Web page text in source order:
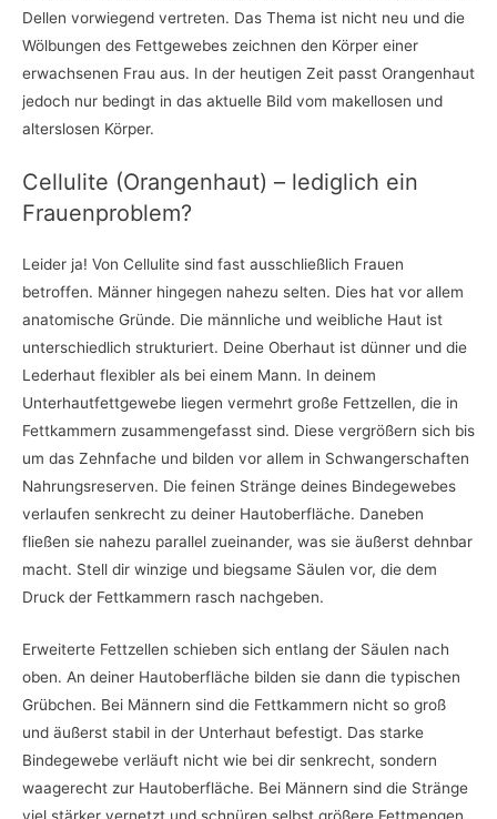
Dellen vorwiegend vertreten. Das Thema ist nicht neu und die
Wölbungen des Fettgewebes zeichnen den Körper einer
erwachsenen Frau aus. In der heutigen Zeit passt Orangenhaut
jedoch nur bedingt in das aktuelle Bild vom makellosen und
alterslosen Körper.
Cellulite (Orangenhaut) – lediglich ein
Frauenproblem?
Leider ja! Von Cellulite sind fast ausschließlich Frauen
betroffen. Männer hingegen nahezu selten. Dies hat vor allem
anatomische Gründe. Die männliche und weibliche Haut ist
unterschiedlich strukturiert. Deine Oberhaut ist dünner und die
Lederhaut flexibler als bei einem Mann. In deinem
Unterhautfettgewebe liegen vermehrt große Fettzellen, die in
Fettkammern zusammengefasst sind. Diese vergrößern sich bis
um das Zehnfache und bilden vor allem in Schwangerschaften
Nahrungsreserven. Die feinen Stränge deines Bindegewebes
verlaufen senkrecht zu deiner Hautoberfläche. Daneben
fließen sie nahezu parallel zueinander, was sie äußerst dehnbar
macht. Stell dir winzige und biegsame Säulen vor, die dem
Druck der Fettkammern rasch nachgeben.
Erweiterte Fettzellen schieben sich entlang der Säulen nach
oben. An deiner Hautoberfläche bilden sie dann die typischen
Grübchen. Bei Männern sind die Fettkammern nicht so groß
und äußerst stabil in der Unterhaut befestigt. Das starke
Bindegewebe verläuft nicht wie bei dir senkrecht, sondern
waagerecht zur Hautoberfläche. Bei Männern sind die Stränge